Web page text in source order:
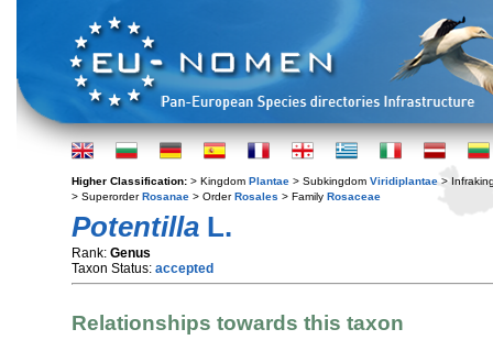
Higher Classification: > Kingdom Plantae > Subkingdom Viridiplantae >
> SuperorderRosanae > OrderRosales > Family Rosaceae
Potentilla L.
Rank: Genus
Taxon Status: accepted
Relationships towards this taxon